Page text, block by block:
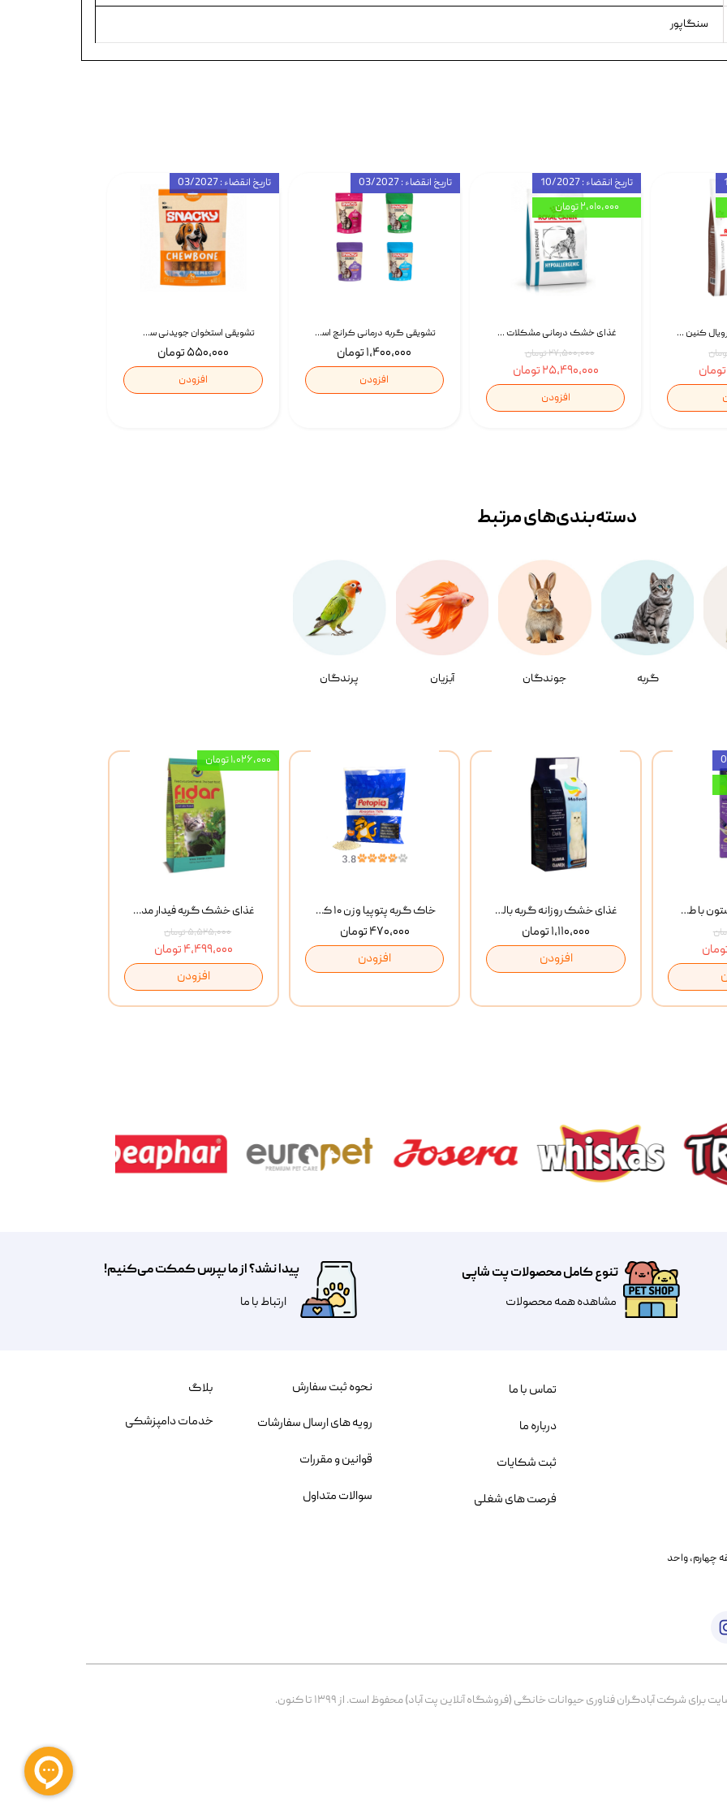
سنگاپور
تشویقی استخوان جویدنی سگ اسنکی کرانچی با طعم مرغ Snacky Crunchy Munchy وزن 100 گرم
۵۵۰,۰۰۰ تومان
افزودن
تاریخ انقضاء : 03/2027
تشویقی گربه درمانی کرانچ اسنکی با طعم میکس Snacky Crunch Cat Treats وزن 60 گرم بسته 4 عددی
۱,۴۰۰,۰۰۰ تومان
افزودن
تاریخ انقضاء : 03/2027
غذای خشک درمانی مشکلات گوارشی سگ رویال کنین Royal Canin Hypoallergenic وزن 7 کیلوگرم | پت استوک
۲۷,۵۰۰,۰۰۰ تومان
۲۵,۴۹۰,۰۰۰ تومان
افزودن
تاریخ انقضاء : 10/2027
۲,۰۱۰,۰۰۰ تومان
غذای خشک گربه رویال کنین Gastrointestinal Fibre Response وزن 2 کیلوگرم | پت استوک
گربه جوندگان آبزیان پرندگان
دسته‌بندی‌‌های مرتبط
غذای خشک گربه فیدار مدل Adult وزن 10 کیلوگرم
۵,۵۲۵,۰۰۰ تومان
۴,۴۹۹,۰۰۰ تومان
افزودن
۱,۰۲۶,۰۰۰ تومان
خاک گربه پتوپیا وزن ۱۰ کیلوگرم
۴۷۰,۰۰۰ تومان
افزودن
غذای خشک روزانه گربه بالغ مفید MoFeed Adult Daily Cat Food وزن 2 کیلوگرم
۱,۱۱۰,۰۰۰ تومان
افزودن
بستنی گربه وینستون با طعم مرغ و ماهی Winstone Chicken & Fish بسته 8 عددی
تنوع کامل محصولات پت شاپی
مشاهده همه محصولات
پیدا نشد؟ از ما بپرس کمکت می‌کنیم!
​​​ارتباط با ما
خیابان بنی هاشم پلاک ۲۰۲ ، طبقه چهارم، واحد
شرکت آبادگران فناوری حیوانات خانگی (فروشگاه آنلاین پت آباد) محفوظ است. از ۱۳۹۹ تا کنون.
نحوه ثبت سفارش
رویه های ارسال سفارشات
قوانین و مقررات
سوالات متداول
تماس با ما
درباره ما
ثبت شکایات
فرصت های شغلی
بلاگ
خدمات دامپزشکی